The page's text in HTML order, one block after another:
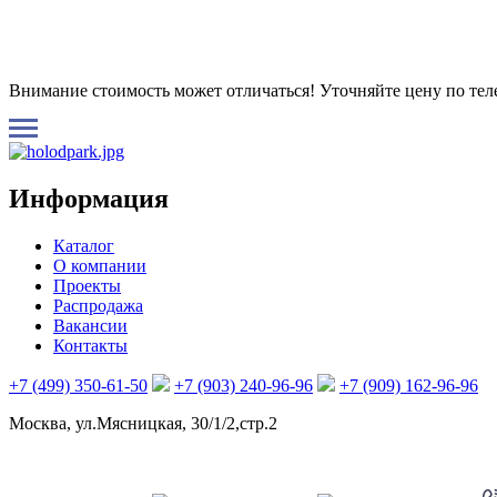
Внимание стоимость может отличаться! Уточняйте цену по
Информация
Каталог
О компании
Проекты
Распродажа
Вакансии
Контакты
+7 (499) 350-61-50 +7 (903) 240-96-96
+7 (909) 162-96-96
Москва, ул.Мясницкая, 30/1/2,стр.2